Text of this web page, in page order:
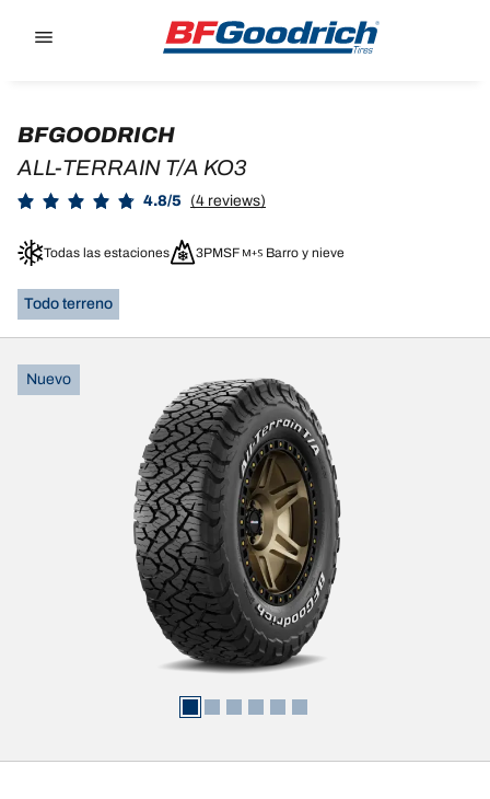
Nuevo
BFGOODRICH
ALL-TERRAIN T/A KO3
4.8/5 (4 reviews)
Todas las estaciones 3PMSF Barro y nieve
Todo terreno